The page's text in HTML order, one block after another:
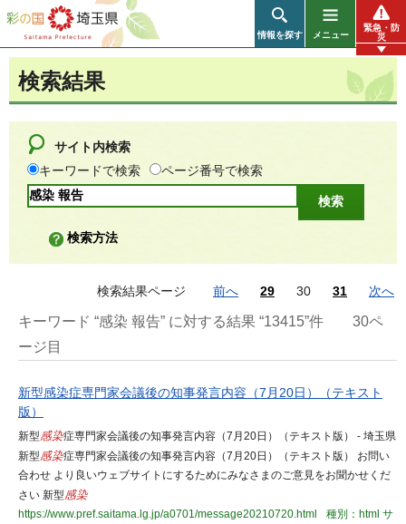
彩の国 埼玉県
情報を探す メニュー
緊急・防
災
検索結果
サイト内検索
キーワードで検索
ページ番号で検索
検索方法
検索結果ページ 前へ 29 30 31 次へ
キーワード “感染 報告” に対する結果 “13415”件
30ペ
ージ目
新型感染症専門家会議後の知事発言内容（7月20日）（テキスト
版）
新型感染症専門家会議後の知事発言内容（7月20日）（テキスト版） - 埼玉県
新型感染症専門家会議後の知事発言内容（7月20日）（テキスト版） お問い
合わせ より良いウェブサイトにするためにみなさまのご意見をお聞かせくだ
さい 新型感染
https://www.pref.saitama.lg.jp/a0701/message20210720.html
種別：html サ